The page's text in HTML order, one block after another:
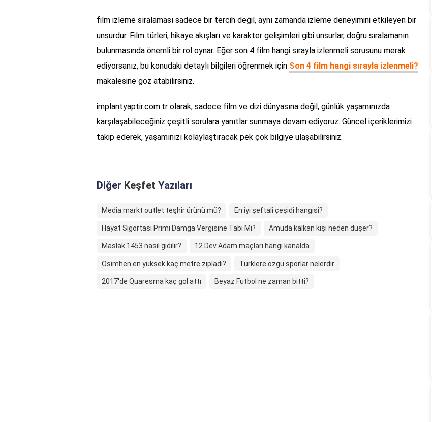
film izleme sıralaması sadece bir tercih değil, aynı zamanda izleme deneyimini etkileyen bir
unsurdur. Film türleri, hikaye akışları ve karakter gelişimleri gibi unsurlar, doğru sıralamanın
bulunmasında önemli bir rol oynar. Eğer son 4 film hangi sırayla izlenmeli sorusunu merak
ediyorsanız, bu konudaki detaylı bilgileri öğrenmek için Son 4 film hangi sırayla izlenmeli?
makalesine göz atabilirsiniz.
implantyaptir.com.tr olarak, sadece film ve dizi dünyasına değil, günlük yaşamınızda
karşılaşabileceğiniz çeşitli sorulara yanıtlar sunmaya devam ediyoruz. Güncel içeriklerimizi
takip ederek, yaşamınızı kolaylaştıracak pek çok bilgiye ulaşabilirsiniz.
Diğer Keşfet Yazıları
Media markt outlet teşhir ürünü mü? En iyi şeftali çeşidi hangisi?
Hayat Sigortası Primi Damga Vergisine Tabi Mi? Amuda kalkan kişi neden düşer?
Maslak 1453 nasıl gidilir? 12 Dev Adam maçları hangi kanalda
Osimhen en yüksek kaç metre zıpladı? Türklere özgü sporlar nelerdir
2017'de Quaresma kaç gol attı Beyaz Futbol ne zaman bitti?